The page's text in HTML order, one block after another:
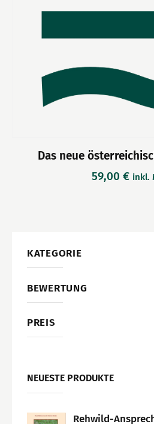
Das neue
59,00 € inkl.
KATEGORIE
BEWERTUNG
PREIS
NEUESTE PRODUKTE
Rehwild-